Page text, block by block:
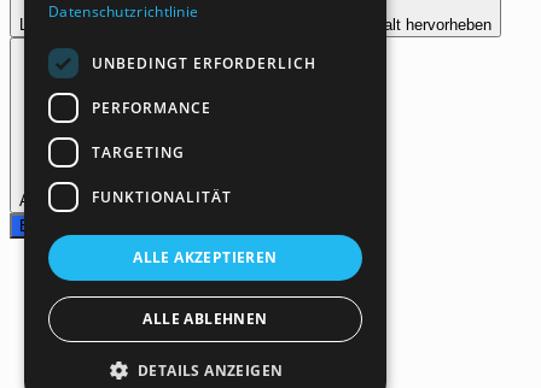
Leselinie Inhalt hervorheben
Animationen stoppen
Links hervorheben
Einstellungen zurücksetzen
Datenschutzrichtlinie
UNBEDINGT ERFORDERLICH
PERFORMANCE
TARGETING
FUNKTIONALITÄT
ALLE AKZEPTIEREN
ALLE ABLEHNEN
DETAILS ANZEIGEN